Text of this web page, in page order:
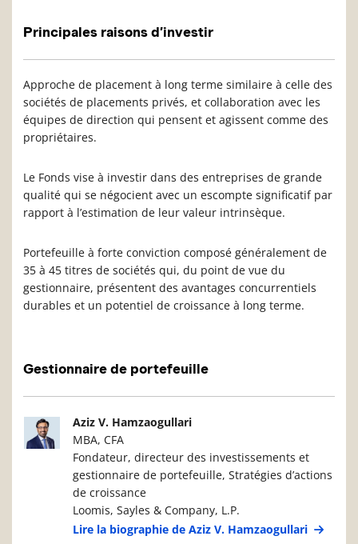
Principales raisons d’investir
Approche de placement à long terme similaire à celle des
sociétés de placements privés, et collaboration avec les
équipes de direction qui pensent et agissent comme des
propriétaires.
Le Fonds vise à investir dans des entreprises de grande
qualité qui se négocient avec un escompte significatif par
rapport à l’estimation de leur valeur intrinsèque.
Portefeuille à forte conviction composé généralement de
35 à 45 titres de sociétés qui, du point de vue du
gestionnaire, présentent des avantages concurrentiels
durables et un potentiel de croissance à long terme.
Gestionnaire de portefeuille
Photo du gestionnaire de portefeuille
Aziz V. Hamzaogullari
MBA, CFA
Fondateur, directeur des investissements et
gestionnaire de portefeuille, Stratégies d’actions
de croissance
Loomis, Sayles & Company, L.P.
Lire la biographie de Aziz V. Hamzaogullari